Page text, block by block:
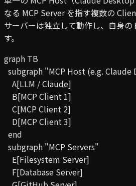
なる MCP Server を指す複数の
サーバーは独立して動作し、自身
す。
graph TB
subgraph "MCP Host (e.g. Claude
    A[LLM / Claude]
    B[MCP Client 1]
    C[MCP Client 2]
    D[MCP Client 3]
  end
  subgraph "MCP Servers"
    E[Filesystem Server]
    F[Database Server]